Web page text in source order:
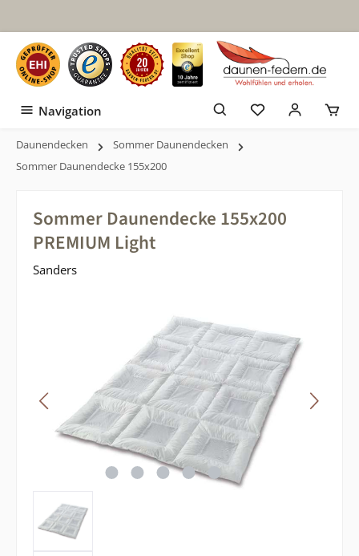
Navigation
Daunendecken
Sommer Daunendecken
Sommer Daunendecke 155x200
Sommer Daunendecke 155x200
PREMIUM Light
Sanders
Bildergalerie überspringen